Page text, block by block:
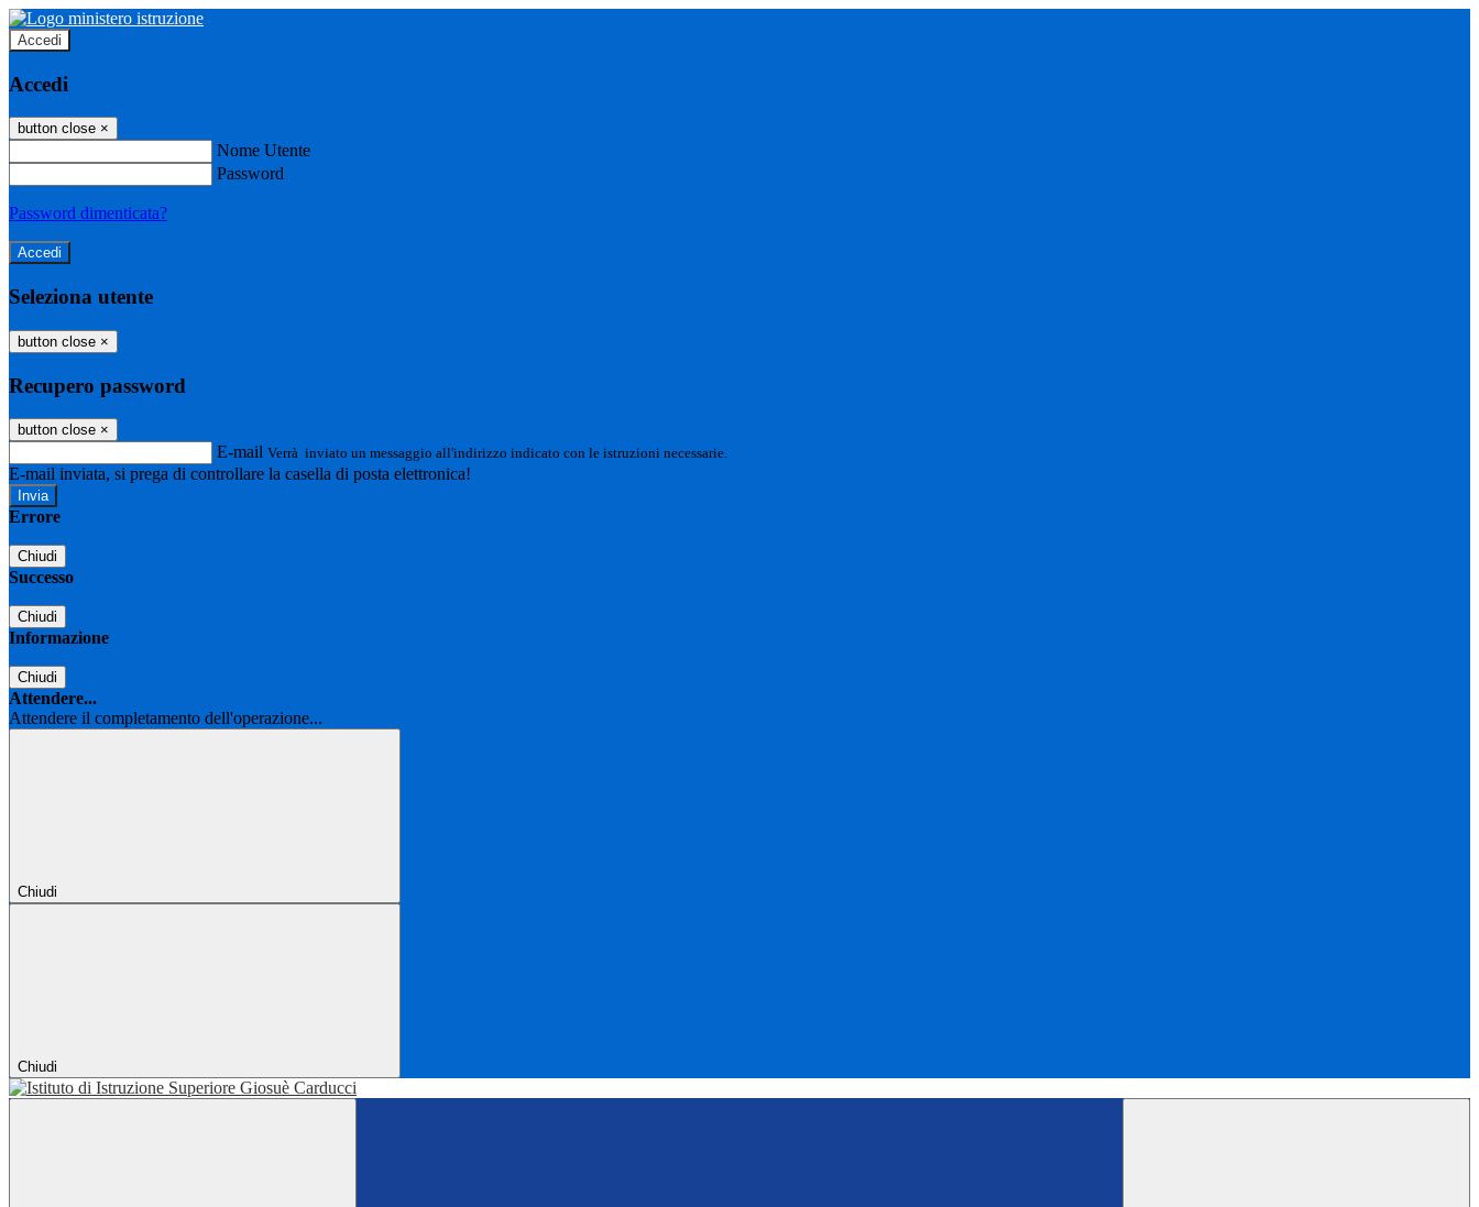
Accedi
Accedi
button close ×
Nome Utente
Password
Password dimenticata?
Seleziona utente
button close ×
Recupero password
button close ×
E-mail Verrà inviato un messaggio all'indirizzo indicato con le istruzioni necessarie.
E-mail inviata, si prega di controllare la casella di posta elettronica!
Errore
Chiudi
Successo
Chiudi
Informazione
Chiudi
Attendere...
Attendere il completamento dell'operazione...
Chiudi
Chiudi